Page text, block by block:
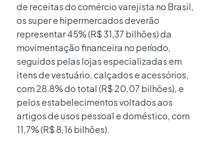
de receitas do comércio varejista no Brasil,
os super e hipermercados deverão
representar 45% (R$ 31,37 bilhões) da
movimentação financeira no período,
seguidos pelas lojas especializadas em
itens de vestuário, calçados e acessórios,
com 28,8% do total (R$ 20,07 bilhões), e
pelos estabelecimentos voltados aos
artigos de usos pessoal e doméstico, com
11,7% (R$ 8,16 bilhões).